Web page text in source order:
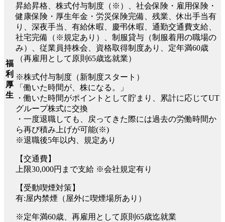
福
利
厚
生
昇給昇格、株式付与制度（※）、社会保険・雇用保険・
健康保険・厚生年金・労災保険完備、残業、休出手当有
り、深夜手当、有給休暇、慶弔休暇、通勤交通費支給、
社宅完備（※規定あり）、制服貸与（制服着用の職場の
み）、従業員持株会、資格取得制度あり、定年満60歳
（再雇用として原則65歳迄就業）
※株式付与制度（新制度スタート）
「働いた時間が、株になる。」
・働いた時間がポイントとして貯まり、累計に応じてUT
グループ株式に交換
・一度退職しても、戻ってきた際には過去の労働時間か
ら再び積み上げが可能(※)
※退職後5年以内、規定あり
【交通費】
上限30,000円まで支給 ※会社規定有り
【受動喫煙対策】
有:屋内禁煙（屋外に喫煙場所あり）
※定年満60歳、再雇用として原則65歳迄就業